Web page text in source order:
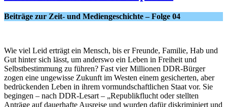
Beiträge zur Zeit- und Mediengeschichte – Folge 04
Wie viel Leid erträgt ein Mensch, bis er Freunde, Familie, Hab und
Gut hinter sich lässt, um anderswo ein Leben in Freiheit und
Selbstbestimmung zu führen? Fast vier Millionen DDR-Bürger
zogen eine ungewisse Zukunft im Westen einem gesicherten, aber
bedrückenden Leben in ihrem vormundschaftlichen Staat vor. Sie
begingen – nach DDR-Lesart – „Republikflucht oder stellten
Anträge auf dauerhafte Ausreise und wurden dafür diskriminiert und